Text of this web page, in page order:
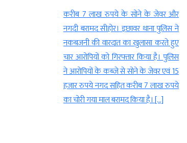
करीब 7 लाख रुपये के सोने के जेवर और
नगदी बरामद सीहोर। इछावर थाना पुलिस ने
नकबजनी की वारदात का खुलासा करते हुए
चार आरोपियों को गिरफ्तार किया है। पुलिस
ने आरोपियों के कब्जे से सोने के जेवर एवं 15
हजार रुपये नगद सहित करीब 7 लाख रुपये
का चोरी गया माल बरामद किया है। […]